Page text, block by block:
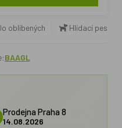
oblíbených Hlídací pes
BAAGL
Prodejna Praha 8
14.08.2026